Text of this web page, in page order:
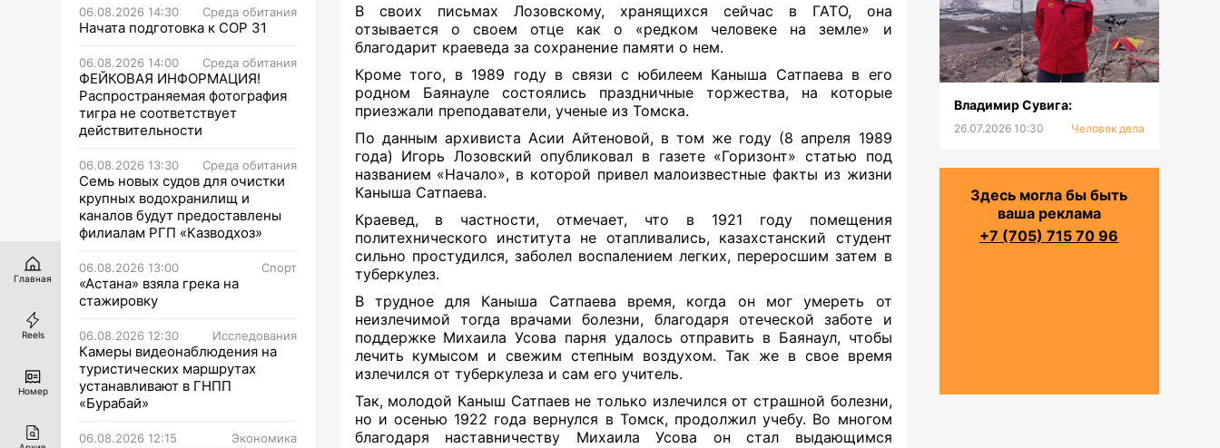
06.08.2026 14:30 Среда обитания
Начата подготовка к СОР 31
06.08.2026 14:00 Среда обитания
ФЕЙКОВАЯ ИНФОРМАЦИЯ!
Распространяемая фотография
тигра не соответствует
действительности
06.08.2026 13:30 Среда обитания
Семь новых судов для очистки
крупных водохранилищ и
каналов будут предоставлены
филиалам РГП «Казводхоз»
06.08.2026 13:00 Спорт
«Астана» взяла грека на
стажировку
06.08.2026 12:30 Исследования
Камеры видеонаблюдения на
туристических маршрутах
устанавливают в ГНПП
«Бурабай»
06.08.2026 12:15 Экономика
В своих письмах Лозовскому, хранящихся сейчас в ГАТО, она
отзывается о своем отце как о «редком человеке на земле» и
благодарит краеведа за сохранение памяти о нем.
Кроме того, в 1989 году в связи с юбилеем Каныша Сатпаева в его
родном Баянауле состоялись праздничные торжества, на которые
приезжали преподаватели, ученые из Томска.
По данным архивиста Асии Айтеновой, в том же году (8 апреля 1989
года) Игорь Лозовский опубликовал в газете «Горизонт» статью под
названием «Начало», в которой привел малоизвестные факты из жизни
Каныша Сатпаева.
Краевед, в частности, отмечает, что в 1921 году помещения
политехнического института не отапливались, казахстанский студент
сильно простудился, заболел воспалением легких, переросшим затем в
туберкулез.
В трудное для Каныша Сатпаева время, когда он мог умереть от
неизлечимой тогда врачами болезни, благодаря отеческой заботе и
поддержке Михаила Усова парня удалось отправить в Баянаул, чтобы
лечить кумысом и свежим степным воздухом. Так же в свое время
излечился от туберкулеза и сам его учитель.
Так, молодой Каныш Сатпаев не только излечился от страшной болезни,
но и осенью 1922 года вернулся в Томск, продолжил учебу. Во многом
благодаря наставничеству Михаила Усова он стал выдающимся
Владимир Сувига:
26.07.2026 10:30 Человек дела
Здесь могла бы быть
ваша реклама
+7 (705) 715 70 96
Главная
Reels
Номер